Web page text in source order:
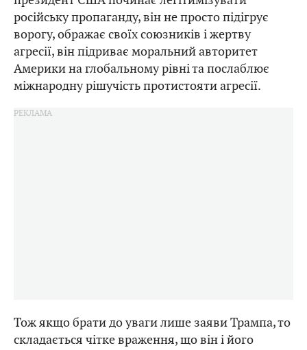
російську пропаганду, він не просто підігрує
ворогу, ображає своїх союзників і жертву
агресії, він підриває моральний авторитет
Америки на глобальному рівні та послаблює
міжнародну рішучість протистояти агресії.
Тож якщо брати до уваги лише заяви Трампа, то
складається чітке враження, що він і його